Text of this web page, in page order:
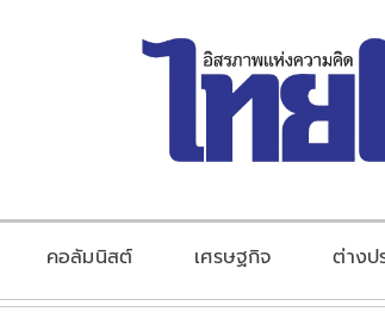
คอลัมนิสต์ เศรษฐกิจ ต่างป